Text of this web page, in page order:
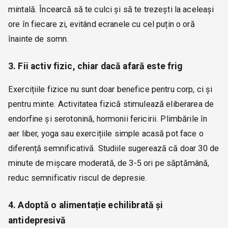
mintală. Încearcă să te culci și să te trezești la aceleași
ore în fiecare zi, evitând ecranele cu cel puțin o oră
înainte de somn.
3. Fii activ fizic, chiar dacă afară este frig
Exercițiile fizice nu sunt doar benefice pentru corp, ci și
pentru minte. Activitatea fizică stimulează eliberarea de
endorfine și serotonină, hormonii fericirii. Plimbările în
aer liber, yoga sau exercițiile simple acasă pot face o
diferență semnificativă. Studiile sugerează că doar 30 de
minute de mișcare moderată, de 3-5 ori pe săptămână,
reduc semnificativ riscul de depresie.
4. Adoptă o alimentație echilibrată și
antidepresivă